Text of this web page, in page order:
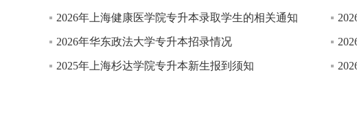
2026年上海健康医学院专升本录取学生的相关通知
2026年华东政法大学专升本招录情况
2025年上海杉达学院专升本新生报到须知